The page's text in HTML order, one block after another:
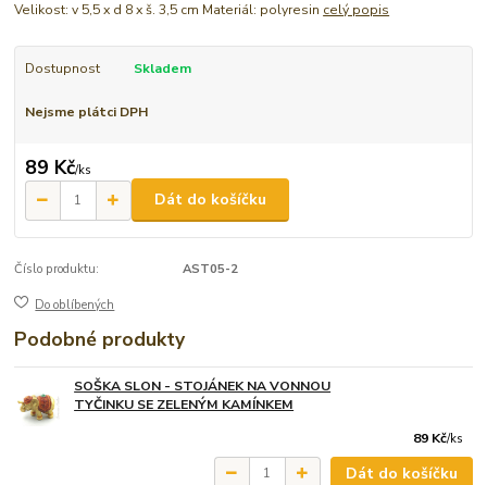
Velikost: v 5,5 x d 8 x š. 3,5 cm Materiál: polyresin celý popis
Dostupnost Skladem
Nejsme plátci DPH
89 Kč/ks
Dát do košíčku
Číslo produktu: AST05-2
Do oblíbených
Podobné produkty
SOŠKA SLON - STOJÁNEK NA VONNOU
TYČINKU SE ZELENÝM KAMÍNKEM
89 Kč/ks
Dát do košíčku